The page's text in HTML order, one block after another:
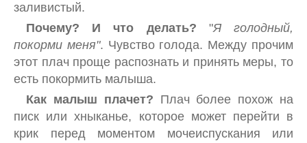
заливистый.
Почему? И что делать? "Я голодный,
покорми меня". Чувство голода. Между прочим
этот плач проще распознать и принять меры, то
есть покормить малыша.
Как малыш плачет? Плач более похож на
писк или хныканье, которое может перейти в
крик перед моментом мочеиспускания или